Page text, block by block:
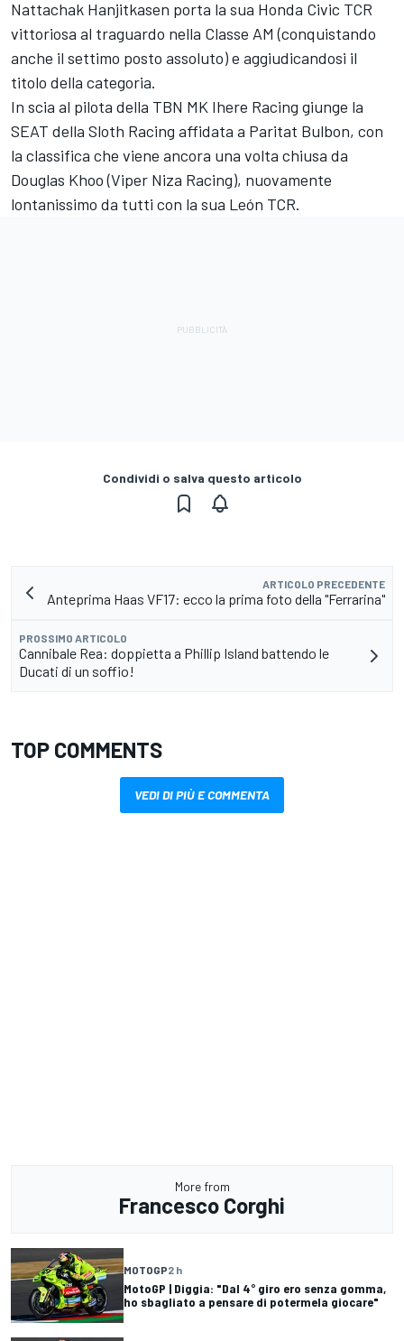
Nattachak Hanjitkasen porta la sua Honda Civic TCR
vittoriosa al traguardo nella Classe AM (conquistando
anche il settimo posto assoluto) e aggiudicandosi il
titolo della categoria.
In scia al pilota della TBN MK Ihere Racing giunge la
SEAT della Sloth Racing affidata a Paritat Bulbon, con
la classifica che viene ancora una volta chiusa da
Douglas Khoo (Viper Niza Racing), nuovamente
lontanissimo da tutti con la sua León TCR.
Condividi o salva questo articolo
ARTICOLO PRECEDENTE
Anteprima Haas VF17: ecco la prima foto della "Ferrarina"
PROSSIMO ARTICOLO
Cannibale Rea: doppietta a Phillip Island battendo le
Ducati di un soffio!
TOP COMMENTS
VEDI DI PIÙ E COMMENTA
More from
Francesco Corghi
MOTOGP2 h
MotoGP | Diggia: "Dal 4° giro ero senza gomma,
ho sbagliato a pensare di potermela giocare"